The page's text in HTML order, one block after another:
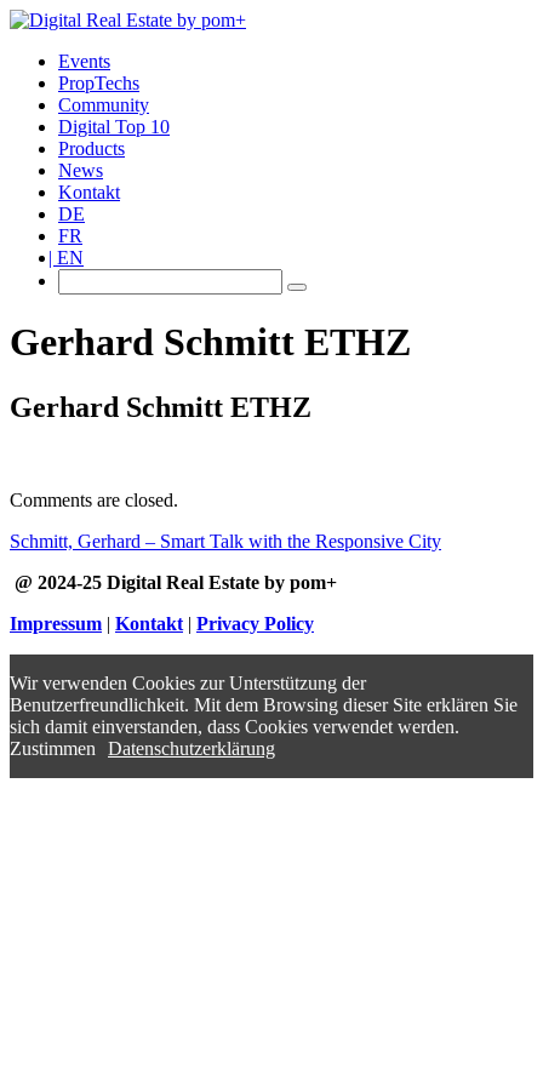
Events
PropTechs
Community
Digital Top 10
Products
News
Kontakt
DE
FR
EN
Gerhard Schmitt ETHZ
Gerhard Schmitt ETHZ
Comments are closed.
Schmitt, Gerhard – Smart Talk with the Responsive City
@ 2024-25 Digital Real Estate by pom+
Impressum | Kontakt | Privacy Policy
Wir verwenden Cookies zur Unterstützung der
Benutzerfreundlichkeit. Mit dem Browsing dieser Site erklären Sie
sich damit einverstanden, dass Cookies verwendet werden.
Zustimmen
Datenschutzerklärung